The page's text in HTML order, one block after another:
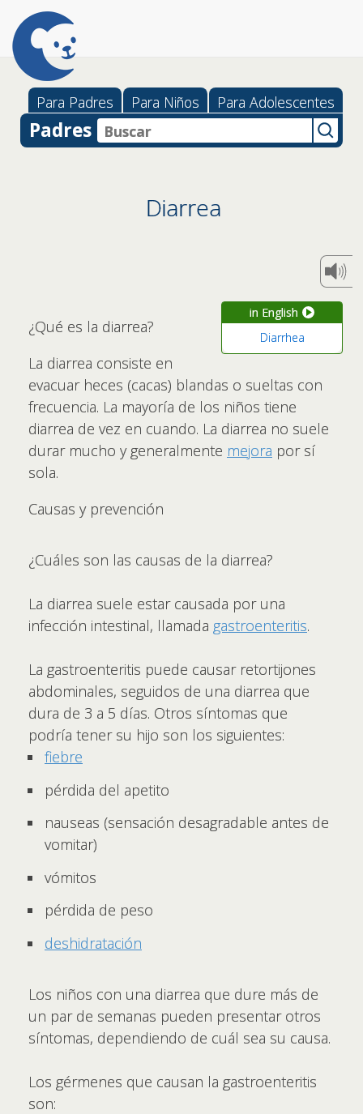
Para Padres Para Niños Para Adolescentes
Padres
Diarrea
in English
Diarrhea
¿Qué es la diarrea?
La diarrea consiste en
evacuar heces (cacas) blandas o sueltas con
frecuencia. La mayoría de los niños tiene
diarrea de vez en cuando. La diarrea no suele
durar mucho y generalmente mejora por sí
sola.
Causas y prevención
¿Cuáles son las causas de la diarrea?
La diarrea suele estar causada por una
infección intestinal, llamada gastroenteritis.
La gastroenteritis puede causar retortijones
abdominales, seguidos de una diarrea que
dura de 3 a 5 días. Otros síntomas que
podría tener su hijo son los siguientes:
fiebre
pérdida del apetito
nauseas (sensación desagradable antes de
vomitar)
vómitos
pérdida de peso
deshidratación
Los niños con una diarrea que dure más de
un par de semanas pueden presentar otros
síntomas, dependiendo de cuál sea su causa.
Los gérmenes que causan la gastroenteritis
son: